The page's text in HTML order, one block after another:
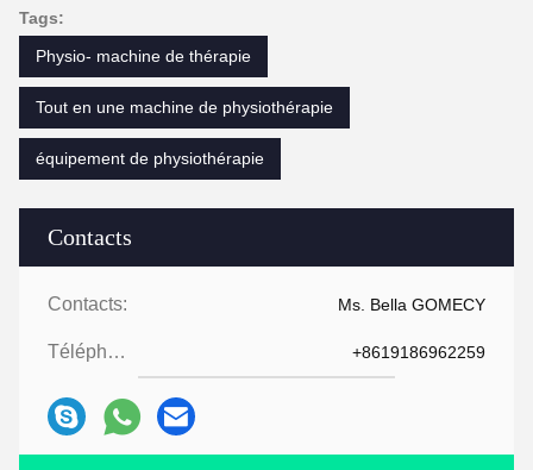
Contacts
Contacts: Ms. Bella GOMECY
Téléphone: +8619186962259
Tags:
Physio- machine de thérapie
Tout en une machine de physiothérapie
équipement de physiothérapie